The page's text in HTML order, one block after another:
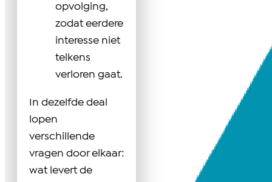
opvolging,
zodat eerdere
interesse niet
telkens
verloren gaat.
In dezelfde deal
lopen
verschillende
vragen door elkaar:
wat levert de